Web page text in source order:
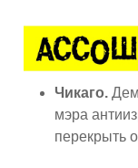
Чикаго.
мэра
перекрыть